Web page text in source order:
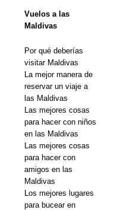
Vuelos a las
Maldivas
Por qué deberías
visitar Maldivas
La mejor manera de
reservar un viaje a
las Maldivas
Las mejores cosas
para hacer con niños
en las Maldivas
Las mejores cosas
para hacer con
amigos en las
Maldivas
Los mejores lugares
para bucear en